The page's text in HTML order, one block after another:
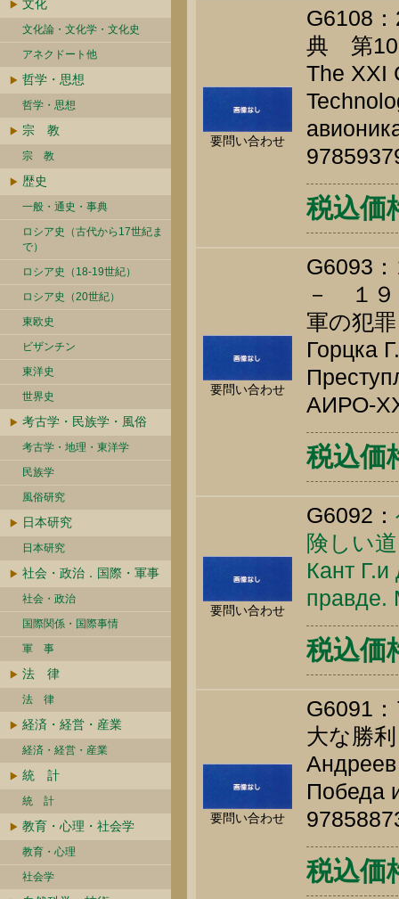
文化
文化論・文化学・文化史
アネクドート他
哲学・思想
哲学・思想
宗 教
宗 教
歴史
一般・通史・事典
ロシア史（古代から17世紀ま
で）
ロシア史（18-19世紀）
ロシア史（20世紀）
東欧史
ビザンチン
東洋史
世界史
考古学・民族学・風俗
考古学・地理・東洋学
民族学
風俗研究
日本研究
日本研究
社会・政治．国際・軍事
社会・政治
国際関係・国際事情
軍 事
法 律
法 律
経済・経営・産業
経済・経営・産業
統 計
統 計
教育・心理・社会学
教育・心理
社会学
要問い合わせ
G6108
典 第10
The XXI
税込価
要問い合わせ
G6093
－ １９
軍の犯
Горцка
АИРО-
税込価
要問い合わせ
G6092：
険しい道
Кант
правде.
税込価
要問い合わせ
G6091
大な勝
Победа
税込価